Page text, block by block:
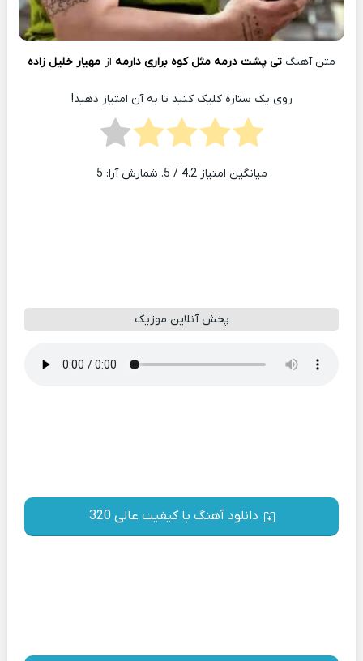
متن آهنگ تی پشت درمه مثل کوه براری دارمه از مهیار خلیل زاده
روی یک ستاره کلیک کنید تا به آن امتیاز دهید!
میانگین امتیاز4.2 / 5. شمارش آرا: 5
پخش آنلاین موزیک
دانلود آهنگ با کیفیت عالی 320